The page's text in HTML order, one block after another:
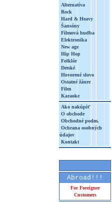
Alternatíva
Rock
Hard & Heavy
Šansóny
Filmová hudba
Elektronika
New age
Hip Hop
Folklór
Detské
Hovorené slovo
Ostatné žánre
Film
Karaoke
Ako nakúpiť
O obchode
Obchodné podm.
Ochrana osobných
údajov
Kontakt
Abroad!!!
For Foreigner
Customers